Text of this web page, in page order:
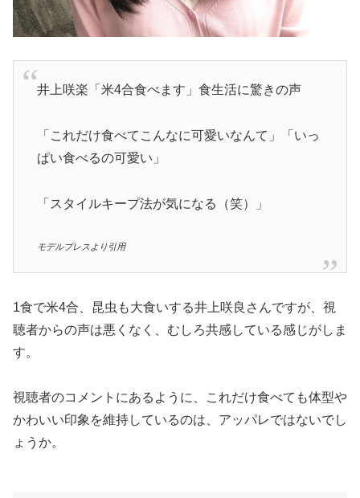
井上咲楽「米4合食べます」食生活に驚きの声
「これだけ食べてこんなに可愛いなんて」「いっ
ぱい食べるの可愛い」
「スタイルキープ法が気になる（笑）」
モデルプレスより引用
1食で米4合、昆虫も大食いする井上咲良さんですが、視
聴者からの声は悪くなく、むしろ共感している感じがしま
す。
視聴者のコメントにあるように、これだけ食べても体型や
かわいい印象を維持しているのは、アッパレではないでし
ょうか。